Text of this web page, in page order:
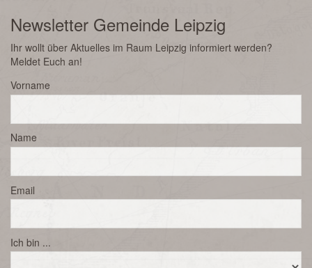
Newsletter Gemeinde Leipzig
Ihr wollt über Aktuelles im Raum Leipzig informiert werden?
Meldet Euch an!
Vorname
Name
Email
Ich bin ...